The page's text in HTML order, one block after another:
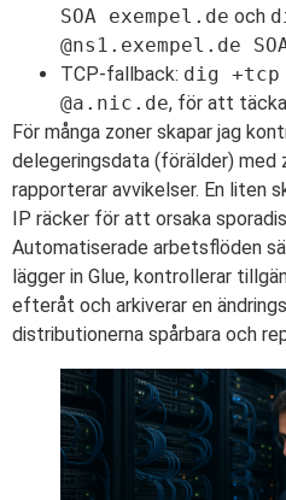
SOA exempel.de och
@ns1.exempel.de
TCP-fallback: dig +tcp
@a.nic.de, för att
För många zoner skapar jag
delegeringsdata (förälder) med
rapporterar avvikelser. En liten
IP räcker för att orsaka
Automatiserade arbetsflöden
lägger in Glue, kontrollerar
efteråt och arkiverar en
distributionerna spårbara och